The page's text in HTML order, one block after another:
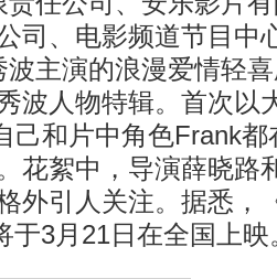
司、电影频道节目中
主演的浪漫爱情轻
波人物特辑。首次以
己和片中角色Frank
花絮中，导演薛晓路
外引人关注。据悉，
于3月21日在全国上映